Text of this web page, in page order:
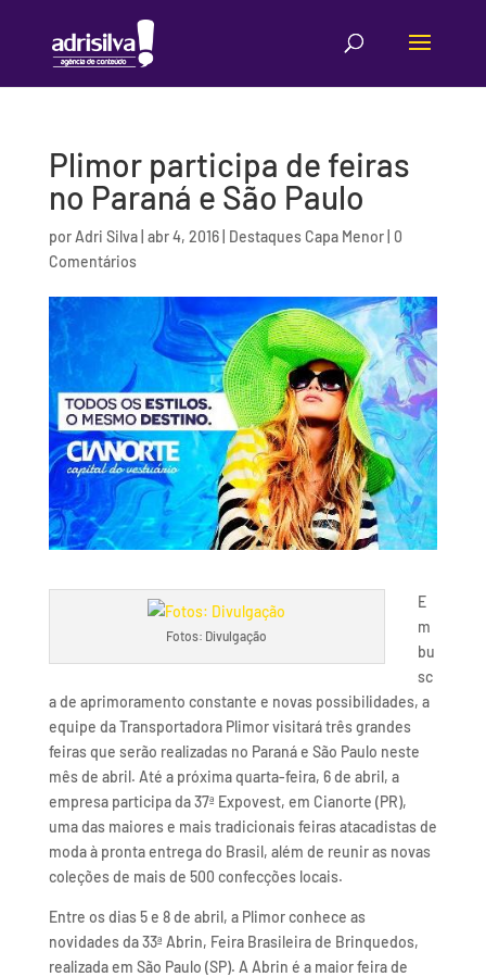
Plimor participa de feiras
no Paraná e São Paulo
porAdri Silva| abr 4, 2016| Destaques Capa Menor| 0
Comentários
Fotos: Divulgação
E
m
bu
sc
a de aprimoramento constante e novas possibilidades, a
equipe da Transportadora Plimor visitará três grandes
feiras que serão realizadas no Paraná e São Paulo neste
mês de abril. Até a próxima quarta-feira, 6 de abril, a
empresa participa da 37ª Expovest, em Cianorte (PR),
uma das maiores e mais tradicionais feiras atacadistas de
moda à pronta entrega do Brasil, além de reunir as novas
coleções de mais de 500 confecções locais.
Entre os dias 5 e 8 de abril, a Plimor conhece as
novidades da 33ª Abrin, Feira Brasileira de Brinquedos,
realizada em São Paulo (SP). A Abrin é a maior feira de